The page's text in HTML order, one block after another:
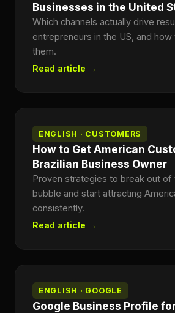
Businesses in the United
Which channels actually drive
entrepreneurs in the US, and
them.
Read article →
ENGLISH · CUSTOMERS
How to Get American
Brazilian Business Owner
Proven strategies to break out of
bubble and start attracting
consistently.
Read article →
ENGLISH · GOOGLE
Google Business Profile